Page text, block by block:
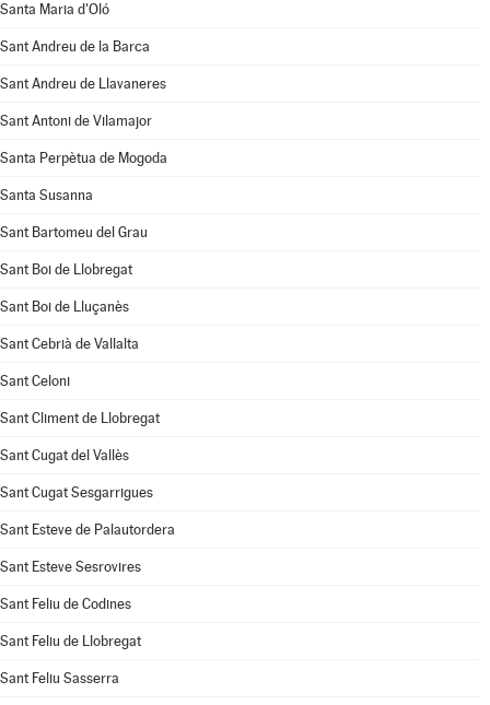
Santa Maria d'Oló
Sant Andreu de la Barca
Sant Andreu de Llavaneres
Sant Antoni de Vilamajor
Santa Perpètua de Mogoda
Santa Susanna
Sant Bartomeu del Grau
Sant Boi de Llobregat
Sant Boi de Lluçanès
Sant Cebrià de Vallalta
Sant Celoni
Sant Climent de Llobregat
Sant Cugat del Vallès
Sant Cugat Sesgarrigues
Sant Esteve de Palautordera
Sant Esteve Sesrovires
Sant Feliu de Codines
Sant Feliu de Llobregat
Sant Feliu Sasserra